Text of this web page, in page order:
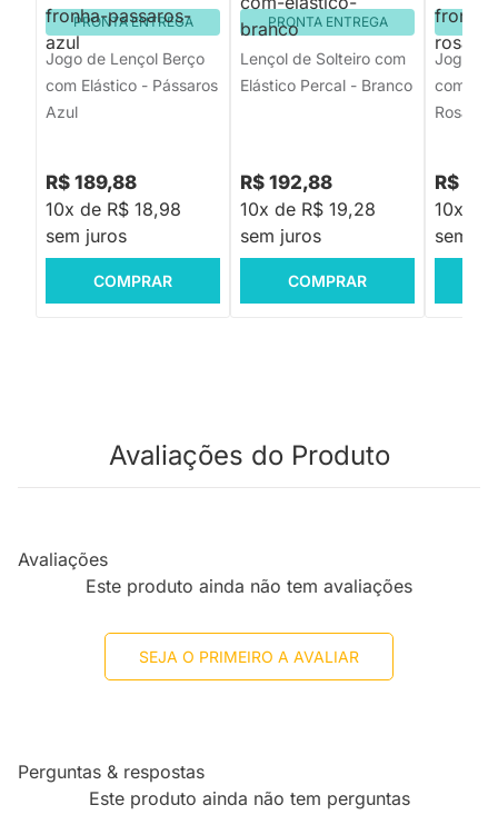
PRONTA ENTREGA
Jogo de Lençol Berço
com Elástico - Pássaros
Azul
R$ 189,88
10x de R$ 18,98
sem juros
COMPRAR
PRONTA ENTREGA
Lençol de Solteiro com
Elástico Percal - Branco
R$ 192,88
10x de R$ 19,28
sem juros
COMPRAR
Jogo de
com
Rosa
R$
10x de
sem
Avaliações do Produto
Avaliações
Este produto ainda não tem avaliações
SEJA O PRIMEIRO A AVALIAR
Perguntas & respostas
Este produto ainda não tem perguntas